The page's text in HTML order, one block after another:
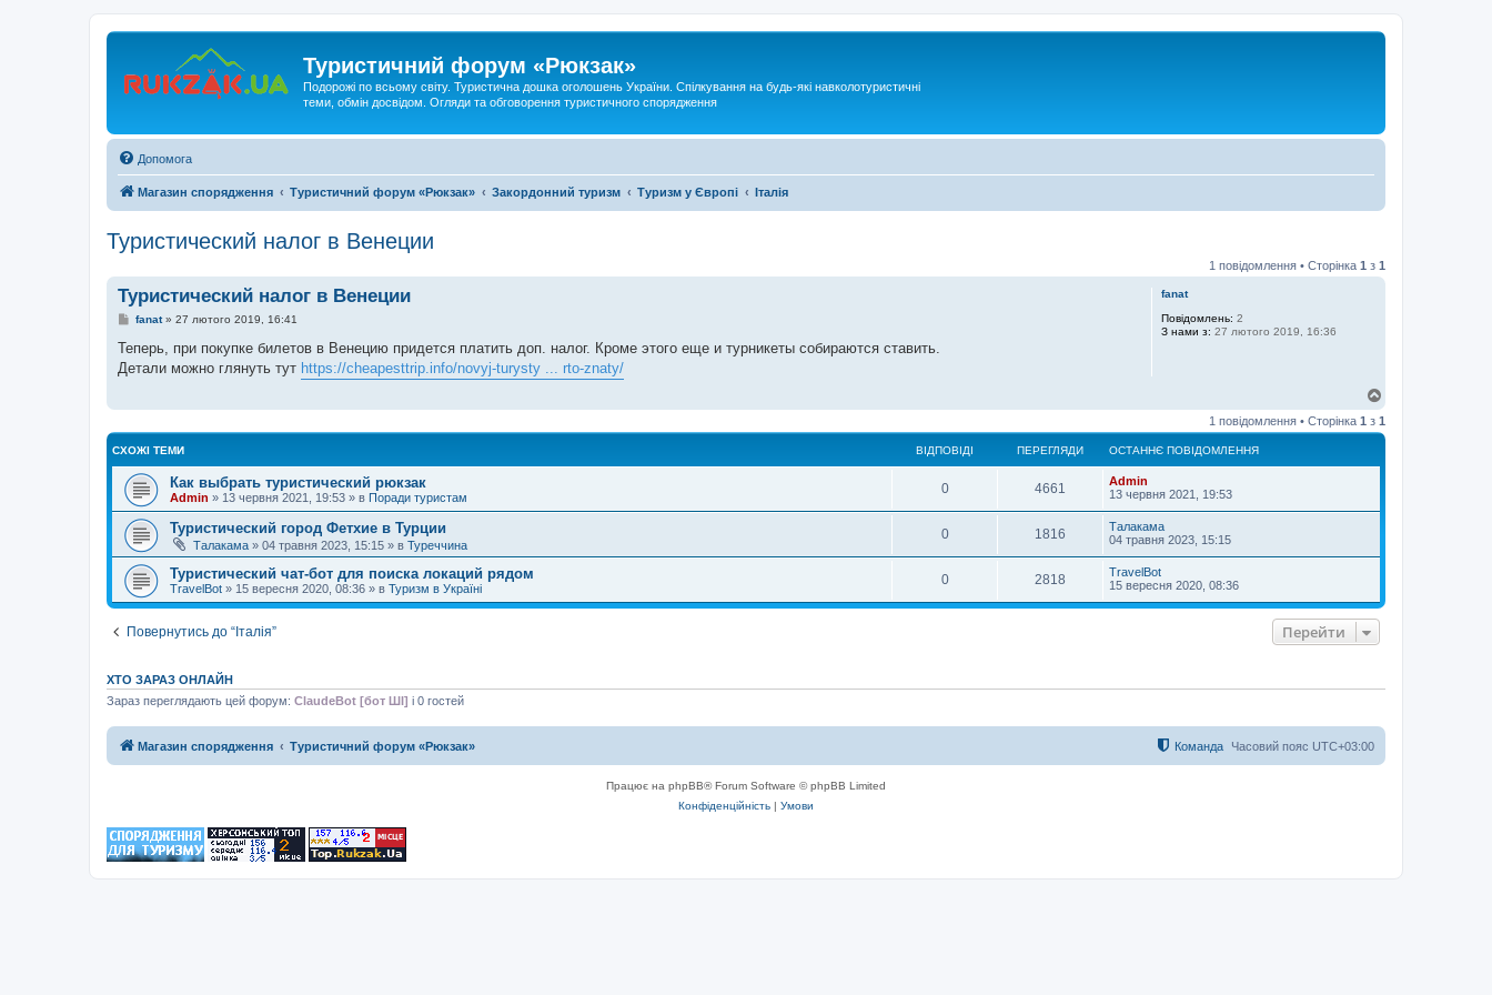
Туристичний форум «Рюкзак»
Подорожі по всьому світу. Туристична дошка оголошень України. Спілкування на будь-які навколотуристичні
теми, обмін досвідом. Огляди та обговорення туристичного спорядження
Допомога
Магазин спорядження Туристичний форум «Рюкзак» Закордонний туризм Туризм у Європі Італія
Туристический налог в Венеции
1 повідомлення • Сторінка 1 з 1
fanat
Повідомлень: 2
З нами з: 27 лютого 2019, 16:36
Туристический налог в Венеции
П
в
д
л
н
н
я
fanat» 27 лютого 2019, 16:41
Теперь, при покупке билетов в Венецию придется платить доп. налог. Кроме этого еще и турникеты собираются ставить.
Детали можно глянуть тут https://cheapesttrip.info/novyj-turysty ... rto-znaty/
г
о
1 повідомлення • Сторінка 1 з 1
СХОЖІ ТЕМИ ВІДПОВІДІ ПЕРЕГЛЯДИ ОСТАННЄ ПОВІДОМЛЕННЯ
Как выбрать туристический рюкзак
Admin » 13 червня 2021, 19:53 » в Поради туристам
0 4661
Admin
13 червня 2021, 19:53
Туристический город Фетхие в Турции
Талакама » 04 травня 2023, 15:15 » в Туреччина
0 1816
Талакама
04 травня 2023, 15:15
Туристический чат-бот для поиска локаций рядом
TravelBot » 15 вересня 2020, 08:36 » в Туризм в Україні
0 2818
TravelBot
15 вересня 2020, 08:36
Повернутись до “Італія” Перейти
ХТО ЗАРАЗ ОНЛАЙН
Зараз переглядають цей форум: ClaudeBot [бот ШІ] і 0 гостей
Магазин спорядження Туристичний форум «Рюкзак» Часовий пояс UTC+03:00
Команда
Працює на phpBB® Forum Software © phpBB Limited
Конфіденційність | Умови